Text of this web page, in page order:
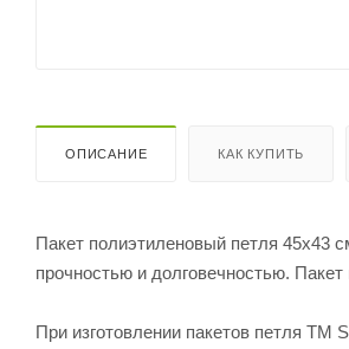
ОПИСАНИЕ КАК КУПИТЬ
Пакет полиэтиленовый петля 45х43
прочностью и долговечностью.
При изготовлении пакетов петля ТМ